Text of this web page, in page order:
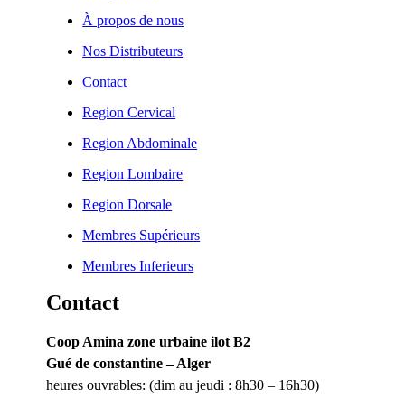
À propos de nous
Nos Distributeurs
Contact
Region Cervical
Region Abdominale
Region Lombaire
Region Dorsale
Membres Supérieurs
Membres Inferieurs
Contact
Coop Amina zone urbaine ilot B2
Gué de constantine – Alger
heures ouvrables: (dim au jeudi : 8h30 – 16h30)